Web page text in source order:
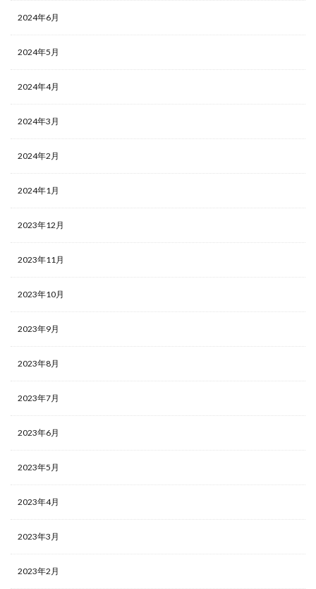
2024年6月
2024年5月
2024年4月
2024年3月
2024年2月
2024年1月
2023年12月
2023年11月
2023年10月
2023年9月
2023年8月
2023年7月
2023年6月
2023年5月
2023年4月
2023年3月
2023年2月